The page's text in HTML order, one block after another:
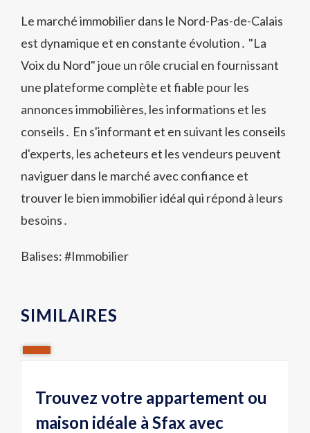
Le marché immobilier dans le Nord-Pas-de-Calais
est dynamique et en constante évolution․ "La
Voix du Nord" joue un rôle crucial en fournissant
une plateforme complète et fiable pour les
annonces immobilières, les informations et les
conseils․ En s'informant et en suivant les conseils
d'experts, les acheteurs et les vendeurs peuvent
naviguer dans le marché avec confiance et
trouver le bien immobilier idéal qui répond à leurs
besoins․
Balises: #Immobilier
SIMILAIRES
Trouvez votre appartement ou
maison idéale à Sfax avec